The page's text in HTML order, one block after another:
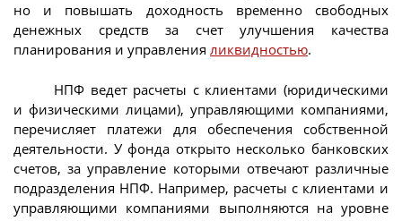
но и повышать доходность временно свободных
денежных средств за счет улучшения качества
планирования и управления ликвидностью.
НПФ ведет расчеты с клиентами (юридическими
и физическими лицами), управляющими компаниями,
перечисляет платежи для обеспечения собственной
деятельности. У фонда открыто несколько банковских
счетов, за управление которыми отвечают различные
подразделения НПФ. Например, расчеты с клиентами и
управляющими компаниями выполняются на уровне